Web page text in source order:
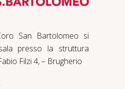
San Bartolomeo si
presso la struttura
Filzi 4, – Brugherio